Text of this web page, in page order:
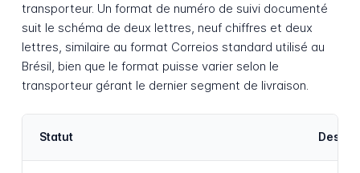
transporteur. Un format de numéro de suivi documenté
suit le schéma de deux lettres, neuf chiffres et deux
lettres, similaire au format Correios standard utilisé au
Brésil, bien que le format puisse varier selon le
transporteur gérant le dernier segment de livraison.
Statut